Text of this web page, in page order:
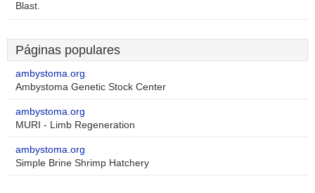
Blast.
Páginas populares
ambystoma.org
Ambystoma Genetic Stock Center
ambystoma.org
MURI - Limb Regeneration
ambystoma.org
Simple Brine Shrimp Hatchery